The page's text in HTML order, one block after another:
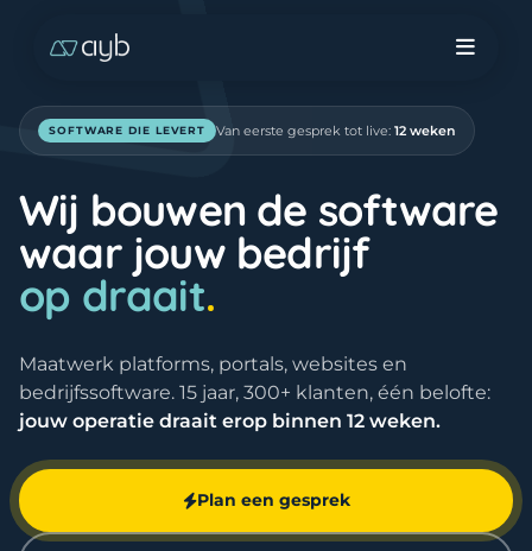
SOFTWARE DIE LEVERT Van eerste gesprek tot live:12 weken
Wij bouwen de software
waar jouw bedrijf
op draait.
Maatwerk platforms, portals, websites en
bedrijfssoftware. 15 jaar, 300+ klanten, één belofte:
jouw operatie draait erop binnen 12 weken.
Plan een gesprek